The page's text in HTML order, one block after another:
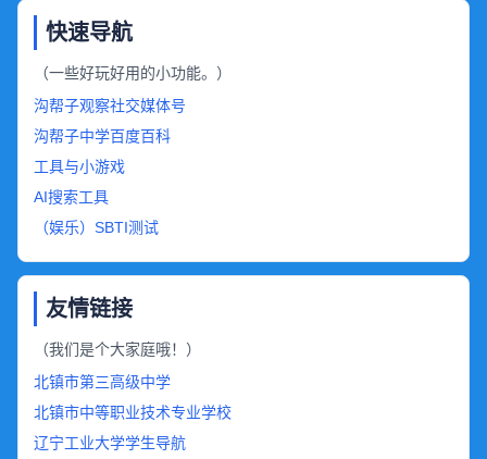
快速导航
（一些好玩好用的小功能。）
沟帮子观察社交媒体号
沟帮子中学百度百科
工具与小游戏
AI搜索工具
（娱乐）SBTI测试
友情链接
（我们是个大家庭哦！）
北镇市第三高级中学
北镇市中等职业技术专业学校
辽宁工业大学学生导航